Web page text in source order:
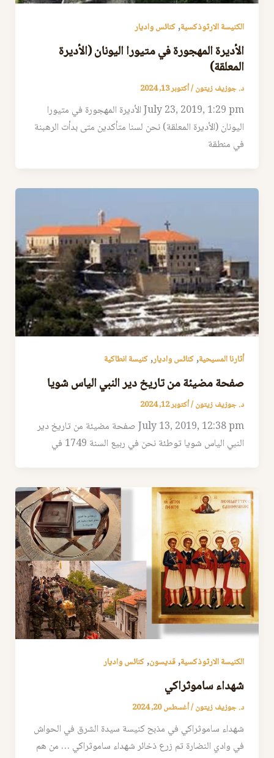
الكنيسة الارثوذكسية,كنائس واديار
الأديرة المهجورة في متيورا اليونان (الأديرة
المعلقة)
د. جوزيف زيتون/أكتوبر 13, 2024
July 23, 2019, 1:29 pm الأديرة المهجورة في متيورا
اليونان (الأديرة المعلقة) نحن لسنا متأكدين متى بدأت الرهبنة
في منطقة
أثارنا المسيحية,كنائس واديار,كنيسة انطاكية
صفحة مضيئة من تاريخ دير النبي الياس شويا
د. جوزيف زيتون/أكتوبر 12, 2024
July 13, 2019, 12:38 pm صفحة مضيئة من تاريخ دير
النبي الياس شويا توطئة نحن في ربيع السنة 1749 في
الكنيسة الارثوذكسية,قديسون,كنائس واديار
شهداء ساموثراكي
د. جوزيف زيتون/أغسطس 20, 2024
شهداء ساموثراكي في مذبح كنيسة سيدة الشرق في الحواش
في وادي النضارة تم زرع ذخائر شهداء ساموثراكي … من هم